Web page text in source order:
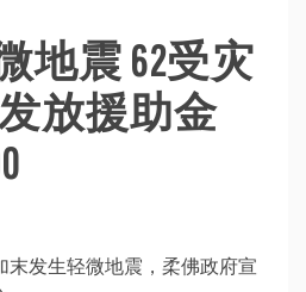
地震 62受灾
放援助金
末发生轻微地震，柔佛政府宣